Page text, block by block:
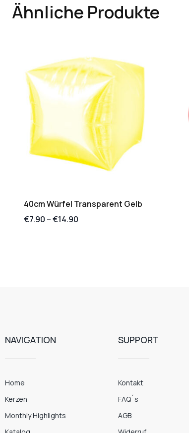
Ähnliche Produkte
40cm Würfel Transparent Gelb
€7.90 –€14.90
NAVIGATION
Home
Kerzen
Monthly Highlights
SUPPORT
Kontakt
FAQ´s
AGB